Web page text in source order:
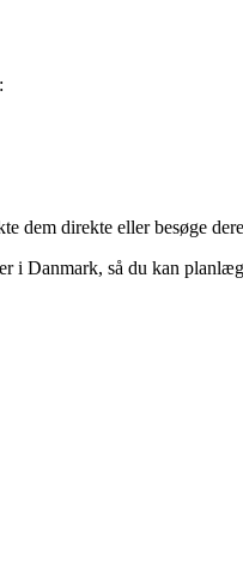
direkte eller besøge
i Danmark, så du kan